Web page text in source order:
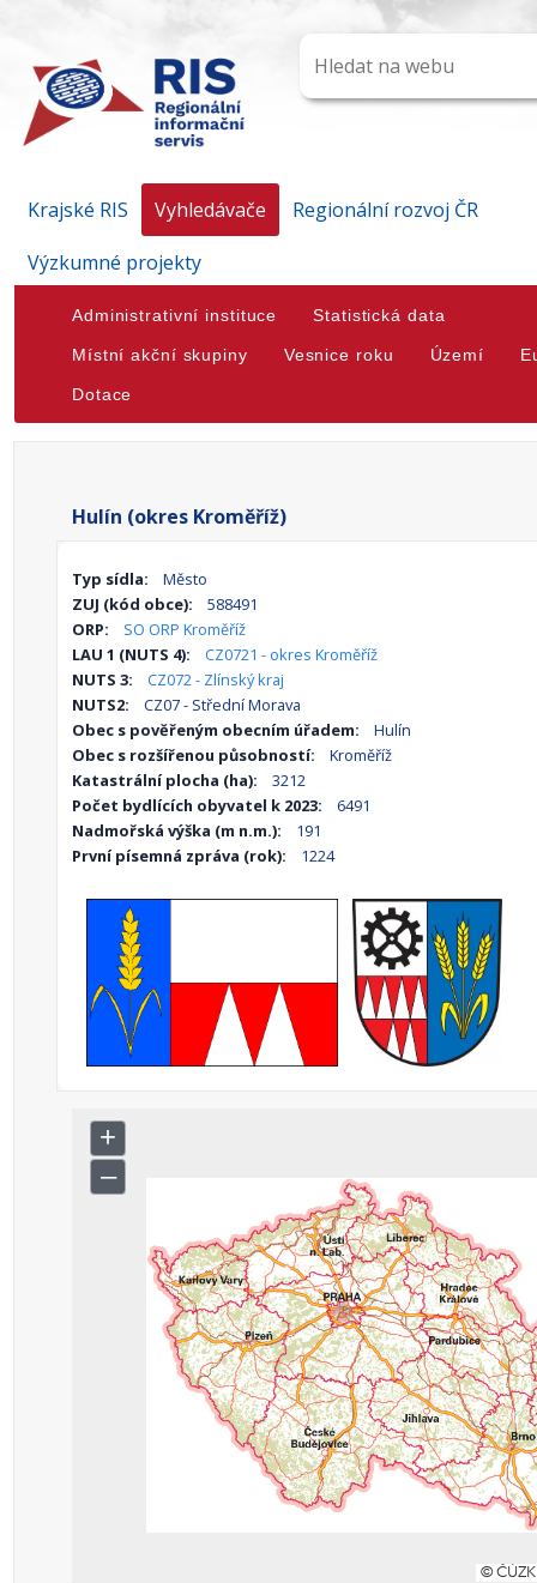
Krajské RIS Vyhledávače
Regionální rozvoj ČR
Výzkumné projekty
Administrativní instituce Statistická data
Místní akční skupiny Vesnice roku Území
Dotace
Hulín (okres Kroměříž)
Typ sídla:
Město
ZUJ (kód obce):
588491
ORP:
SO ORP Kroměříž
LAU 1 (NUTS 4):
CZ0721 - okres Kroměříž
NUTS 3:
CZ072 - Zlínský kraj
NUTS2:
CZ07 - Střední Morava
Obec s pověřeným obecním úřadem:
Hulín
Obec s rozšířenou působností:
Kroměříž
Katastrální plocha (ha):
3212
Počet bydlících obyvatel k 2023:
6491
Nadmořská výška (m n.m.):
191
První písemná zpráva (rok):
1224